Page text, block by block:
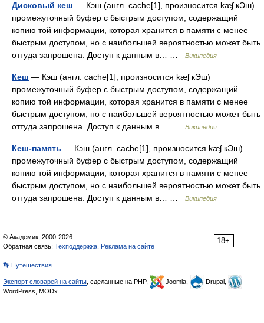
Дисковый кеш — Кэш (англ. cache[1], произносится kæʃ кЭш)
промежуточный буфер с быстрым доступом, содержащий
копию той информации, которая хранится в памяти с менее
быстрым доступом, но с наибольшей вероятностью может быть
оттуда запрошена. Доступ к данным в… …
Википедия
Кеш — Кэш (англ. cache[1], произносится kæʃ кЭш)
промежуточный буфер с быстрым доступом, содержащий
копию той информации, которая хранится в памяти с менее
быстрым доступом, но с наибольшей вероятностью может быть
оттуда запрошена. Доступ к данным в… …
Википедия
Кеш-память — Кэш (англ. cache[1], произносится kæʃ кЭш)
промежуточный буфер с быстрым доступом, содержащий
копию той информации, которая хранится в памяти с менее
быстрым доступом, но с наибольшей вероятностью может быть
оттуда запрошена. Доступ к данным в… …
Википедия
18+
© Академик, 2000-2026
Обратная связь: Техподдержка Реклама на сайте
👣 Путешествия
Экспорт словарей на сайты , сделанные на PHP, Joomla,
Drupal,
WordPress, MODx.